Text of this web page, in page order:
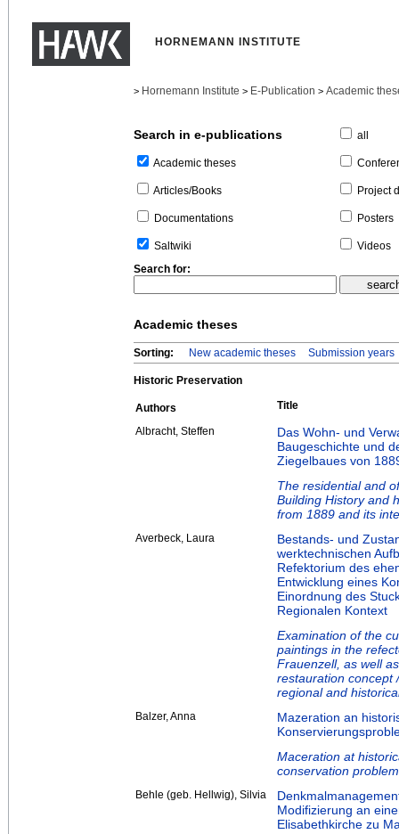
HORNEMANN INSTITUTE
> Hornemann Institute > E-Publication > Academic
Search in e-publications
Academic theses
Articles/Books
Documentations
Saltwiki
all
Project
Posters
Videos
Search for:
Academic theses
Sorting: New academic theses Submission years
Historic Preservation
Authors Title
Albracht, Steffen
Das Wohn- und
Baugeschichte und
Ziegelbaues von
The residential and
Building History and
from 1889 and its
Averbeck, Laura
Bestands- und
werktechnischen
Refektorium des
Entwicklung eines
Einordnung des
Regionalen Kontext
Examination of the
paintings in the
Frauenzell, as well
restauration concept
regional and
Balzer, Anna
Mazeration an
Maceration at
conservation
Behle (geb. Hellwig), Silvia
Modifizierung an
Elisabethkirche zu